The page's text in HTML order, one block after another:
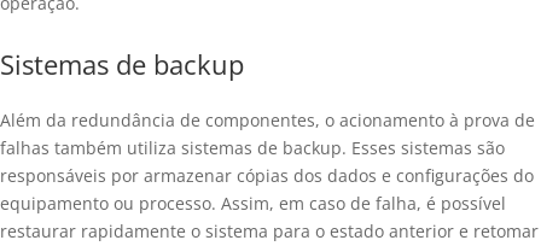
Sistemas de backup
Além da redundância de componentes, o acionamento à prova de
falhas também utiliza sistemas de backup. Esses sistemas são
responsáveis por armazenar cópias dos dados e configurações do
equipamento ou processo. Assim, em caso de falha, é possível
restaurar rapidamente o sistema para o estado anterior e retomar